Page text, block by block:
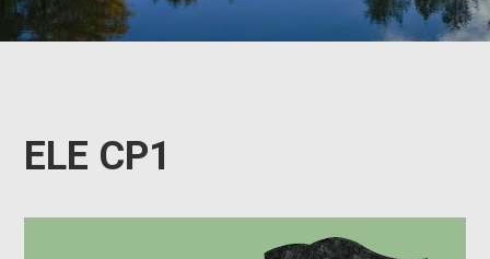
ELE CP1